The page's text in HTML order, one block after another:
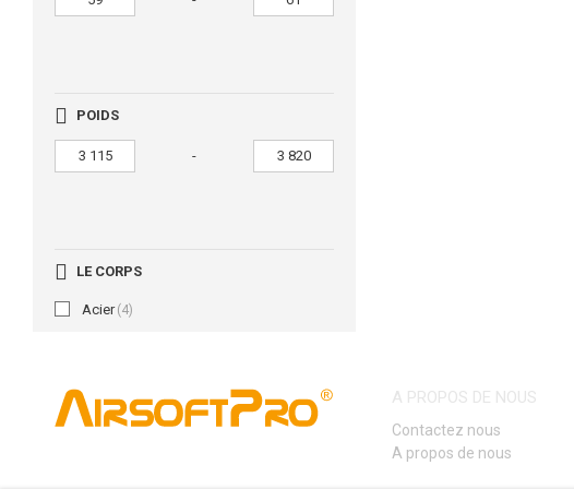
POIDS
-
LE CORPS
Acier (4)
A PROPOS DE NOUS
Contactez nous
A propos de nous